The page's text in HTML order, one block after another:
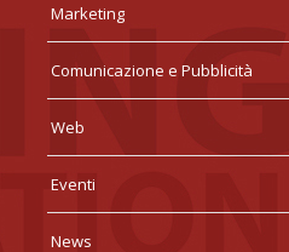
Marketing
Comunicazione e Pubblicità
Web
Eventi
News